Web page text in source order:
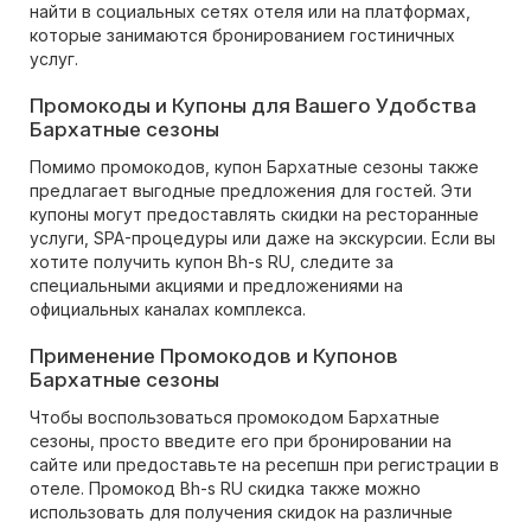
найти в социальных сетях отеля или на платформах,
которые занимаются бронированием гостиничных
услуг.
Промокоды и Купоны для Вашего Удобства
Бархатные сезоны
Помимо промокодов, купон Бархатные сезоны также
предлагает выгодные предложения для гостей. Эти
купоны могут предоставлять скидки на ресторанные
услуги, SPA-процедуры или даже на экскурсии. Если вы
хотите получить купон Bh-s RU, следите за
специальными акциями и предложениями на
официальных каналах комплекса.
Применение Промокодов и Купонов
Бархатные сезоны
Чтобы воспользоваться промокодом Бархатные
сезоны, просто введите его при бронировании на
сайте или предоставьте на ресепшн при регистрации в
отеле. Промокод Bh-s RU скидка также можно
использовать для получения скидок на различные